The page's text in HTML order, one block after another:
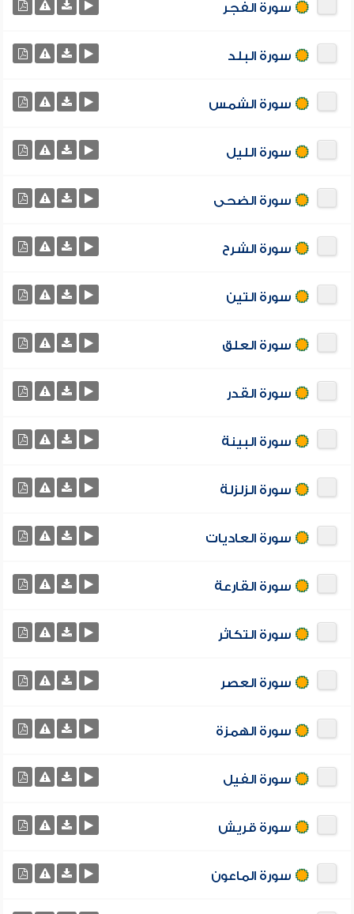
سورة الفجر
سورة البلد
سورة الشمس
سورة الليل
سورة الضحى
سورة الشرح
سورة التين
سورة العلق
سورة القدر
سورة البينة
سورة الزلزلة
سورة العاديات
سورة القارعة
سورة التكاثر
سورة العصر
سورة الهمزة
سورة الفيل
سورة قريش
سورة الماعون